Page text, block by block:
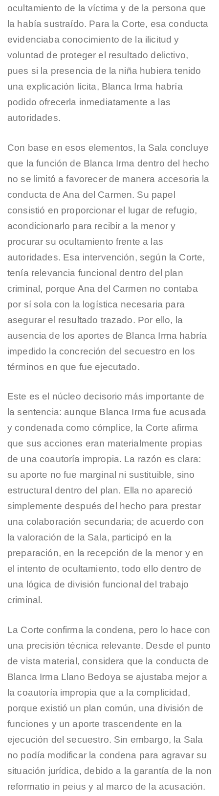
ocultamiento de la víctima y de la persona que
la había sustraído. Para la Corte, esa conducta
evidenciaba conocimiento de la ilicitud y
voluntad de proteger el resultado delictivo,
pues si la presencia de la niña hubiera tenido
una explicación lícita, Blanca Irma habría
podido ofrecerla inmediatamente a las
autoridades.
Con base en esos elementos, la Sala concluye
que la función de Blanca Irma dentro del hecho
no se limitó a favorecer de manera accesoria la
conducta de Ana del Carmen. Su papel
consistió en proporcionar el lugar de refugio,
acondicionarlo para recibir a la menor y
procurar su ocultamiento frente a las
autoridades. Esa intervención, según la Corte,
tenía relevancia funcional dentro del plan
criminal, porque Ana del Carmen no contaba
por sí sola con la logística necesaria para
asegurar el resultado trazado. Por ello, la
ausencia de los aportes de Blanca Irma habría
impedido la concreción del secuestro en los
términos en que fue ejecutado.
Este es el núcleo decisorio más importante de
la sentencia: aunque Blanca Irma fue acusada
y condenada como cómplice, la Corte afirma
que sus acciones eran materialmente propias
de una coautoría impropia. La razón es clara:
su aporte no fue marginal ni sustituible, sino
estructural dentro del plan. Ella no apareció
simplemente después del hecho para prestar
una colaboración secundaria; de acuerdo con
la valoración de la Sala, participó en la
preparación, en la recepción de la menor y en
el intento de ocultamiento, todo ello dentro de
una lógica de división funcional del trabajo
criminal.
La Corte confirma la condena, pero lo hace con
una precisión técnica relevante. Desde el punto
de vista material, considera que la conducta de
Blanca Irma Llano Bedoya se ajustaba mejor a
la coautoría impropia que a la complicidad,
porque existió un plan común, una división de
funciones y un aporte trascendente en la
ejecución del secuestro. Sin embargo, la Sala
no podía modificar la condena para agravar su
situación jurídica, debido a la garantía de la non
reformatio in peius y al marco de la acusación.